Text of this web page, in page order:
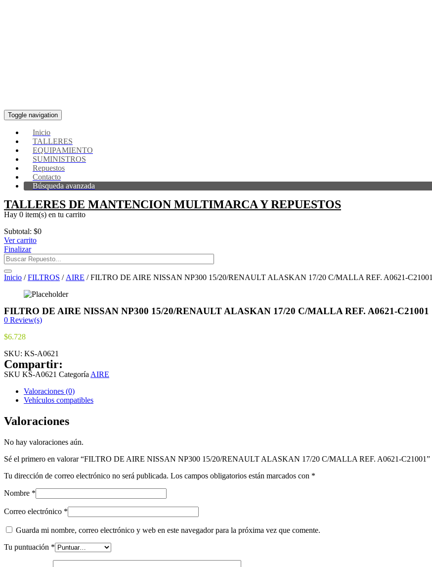
Toggle navigation
Inicio
TALLERES
EQUIPAMIENTO
SUMINISTROS
Repuestos
Contacto
Búsqueda avanzada
TALLERES DE MANTENCION MULTIMARCA Y REPUESTOS
Hay 0 item(s) en tu carrito
Subtotal: $0
Ver carrito
Finalizar
Inicio /FILTROS / AIRE / FILTRO DE AIRE NISSAN NP300 15/20/RENAULT ALASKAN 17/20 C/MALLA REF. A0621-C21001
FILTRO DE AIRE NISSAN NP300 15/20/RENAULT ALASKAN 17/20 C/MALLA REF. A0621-C21001
0 Review(s)
$6.728
SKU: KS-A0621
Compartir:
SKU KS-A0621 Categoría AIRE
Valoraciones (0)
Vehículos compatibles
Valoraciones
No hay valoraciones aún.
Sé el primero en valorar “FILTRO DE AIRE NISSAN NP300 15/20/RENAULT ALASKAN 17/20 C/MALLA REF. A0621-C21001”
Tu dirección de correo electrónico no será publicada. Los campos obligatorios están marcados con *
Nombre *
Correo electrónico *
Guarda mi nombre, correo electrónico y web en este navegador para la próxima vez que comente.
Tu puntuación *